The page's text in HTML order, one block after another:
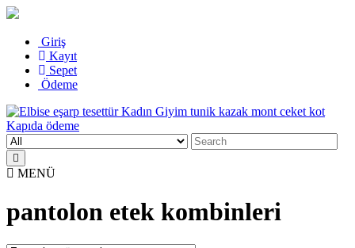
Skip
content
Giriş
Kayıt
Sepet
Ödeme
Elbise eşarp tesettür Kadın Giyim tunik kazak mont ceket kot Kapıda
ödeme
Kadın Giyim üzerine alışveriş sitesi
Search
for:
MENÜ
pantolon etek kombinleri